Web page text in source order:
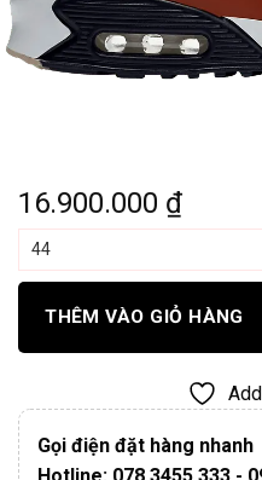
16.900.000 ₫
THÊM VÀO GIỎ HÀNG
Gọi điện đặt hàng nhanh